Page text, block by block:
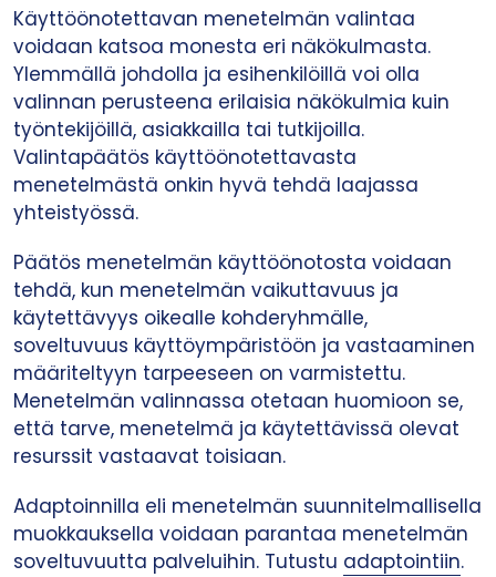
Käyttöönotettavan menetelmän valintaa
voidaan katsoa monesta eri näkökulmasta.
Ylemmällä johdolla ja esihenkilöillä voi olla
valinnan perusteena erilaisia näkökulmia kuin
työntekijöillä, asiakkailla tai tutkijoilla.
Valintapäätös käyttöönotettavasta
menetelmästä onkin hyvä tehdä laajassa
yhteistyössä.
Päätös menetelmän käyttöönotosta voidaan
tehdä, kun menetelmän vaikuttavuus ja
käytettävyys oikealle kohderyhmälle,
soveltuvuus käyttöympäristöön ja vastaaminen
määriteltyyn tarpeeseen on varmistettu.
Menetelmän valinnassa otetaan huomioon se,
että tarve, menetelmä ja käytettävissä olevat
resurssit vastaavat toisiaan.
Adaptoinnilla eli menetelmän suunnitelmallisella
muokkauksella voidaan parantaa menetelmän
soveltuvuutta palveluihin. Tutustu adaptointiin.